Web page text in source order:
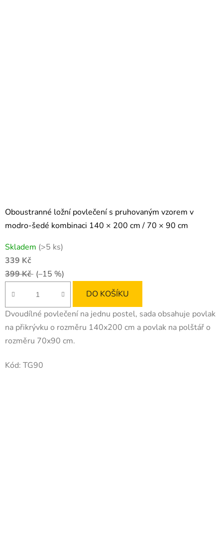
Oboustranné ložní povlečení s pruhovaným vzorem v
modro-šedé kombinaci 140 × 200 cm / 70 × 90 cm
Skladem (>5 ks)
339 Kč
399 Kč (–15 %)
DO KOŠÍKU
Dvoudílné povlečení na jednu postel, sada obsahuje povlak
na přikrývku o rozměru 140x200 cm a povlak na polštář o
rozměru 70x90 cm.
Kód: TG90